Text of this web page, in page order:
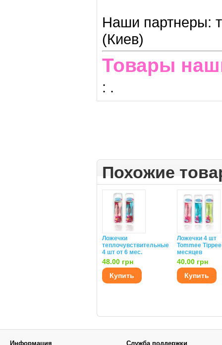
Наши партнеры:
(Киев)
Товары
: .
Похожие
Ложечки
теплочувствительные
4 шт от 6 мес.
48.00 грн
Купить
Ложечки 4 шт
Tommee
месяцев
40.00 грн
Купить
Информация Служба поддержки